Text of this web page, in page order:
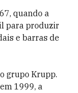
quando a
para produzir
e barras de
grupo Krupp.
1999, a